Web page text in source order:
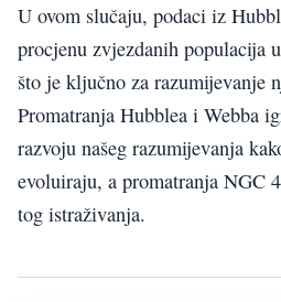
U ovom slučaju, podaci iz
procjenu zvjezdanih populacija
što je ključno za razumijevanje
Promatranja Hubblea i Webba
razvoju našeg razumijevanja
evoluiraju, a promatranja NGC
tog istraživanja.